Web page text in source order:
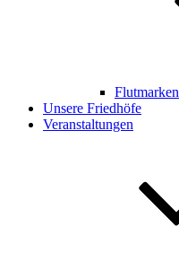
Flutmarken
Unsere Friedhöfe
Veranstaltungen